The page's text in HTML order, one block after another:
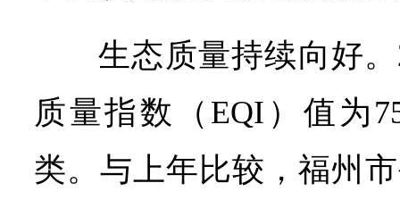
生态质量持续向好
质量指数（EQI）值为
类。与上年比较，福州